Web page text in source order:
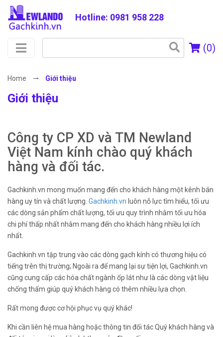
Hotline: 0981 958 228
(0)
Home ⇀ Giới thiệu
Giới thiệu
Công ty CP XD và TM Newland
Việt Nam kính chào quý khách
hàng và đối tác.
Gachkinh.vn mong muốn mang đến cho khách hàng một kênh bán
hàng uy tín và chất lượng. Gachkinh.vn luôn nỗ lực tìm hiểu, tối ưu
các dòng sản phẩm chất lượng, tối ưu quy trình nhằm tối ưu hóa
chi phí thấp nhất nhằm mang đến cho khách hàng nhiều lợi ích
nhất.
Gachkinh.vn tập trung vào các dòng gạch kính có thương hiệu có
tiếng trên thị trường; Ngoài ra để mang lại sự tiện lợi, Gachkinh.vn
cũng cung cấp các hóa chất ngành ốp lát như là các dòng vật liệu
chống thấm giúp quý khách hàng có thêm nhiều lựa chọn.
Rất mong được cơ hội phục vụ quý khác!
Khi cần liên hệ mua hàng hoặc thông tin đối tác Quý khách hàng và